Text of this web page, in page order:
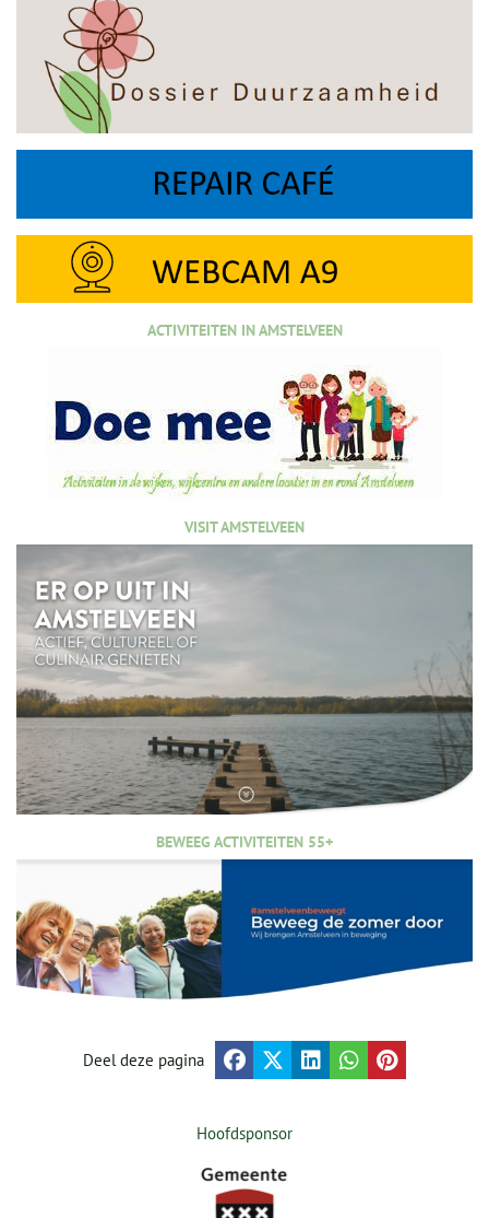
ACTIVITEITEN IN AMSTELVEEN
VISIT AMSTELVEEN
BEWEEG ACTIVITEITEN 55+
Deel deze pagina
Hoofdsponsor